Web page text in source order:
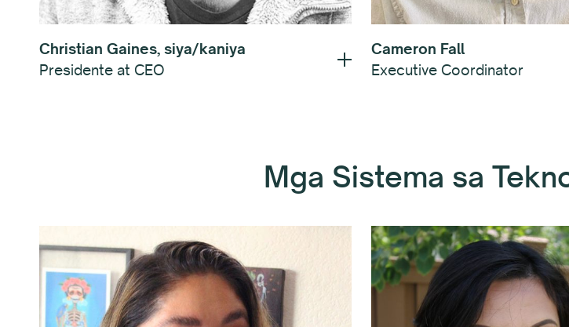
Christian Gaines, siya/kaniya
Presidente at CEO
Cameron Fall
Executive Coordinator
Mga Sistema sa